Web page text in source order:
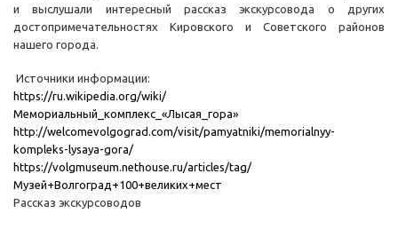
и выслушали интересный рассказ экскурсовода о других
достопримечательностях Кировского и Советского районов
нашего города.
Источники информации:
https://ru.wikipedia.org/wiki/
Мемориальный_комплекс_«Лысая_гора»
http://welcomevolgograd.com/visit/pamyatniki/memorialnyy-
kompleks-lysaya-gora/
https://volgmuseum.nethouse.ru/articles/tag/
Музей+Волгоград+100+великих+мест
Рассказ экскурсоводов